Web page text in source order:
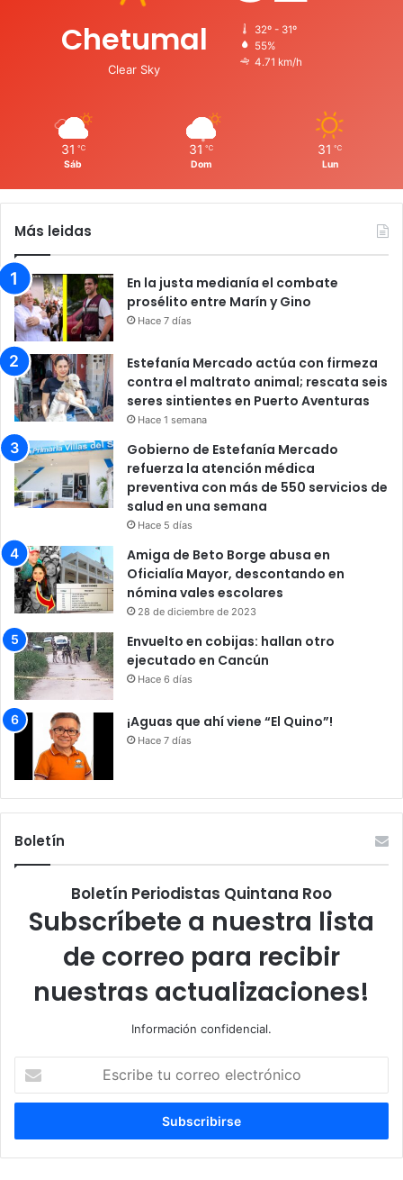
Chetumal
Clear Sky
32º - 31º
55%
4.71 km/h
31 ℃
Sáb
31 ℃
Dom
31 ℃
Lun
Más leidas
En la justa medianía el combate
prosélito entre Marín y Gino
Hace 7 días
Estefanía Mercado actúa con firmeza
contra el maltrato animal; rescata seis
seres sintientes en Puerto Aventuras
Hace 1 semana
Gobierno de Estefanía Mercado
refuerza la atención médica
preventiva con más de 550 servicios de
salud en una semana
Hace 5 días
Amiga de Beto Borge abusa en
Oficialía Mayor, descontando en
nómina vales escolares
28 de diciembre de 2023
Envuelto en cobijas: hallan otro
ejecutado en Cancún
Hace 6 días
¡Aguas que ahí viene “El Quino”!
Hace 7 días
Boletín
Boletín Periodistas Quintana Roo
Subscríbete a nuestra lista
de correo para recibir
nuestras actualizaciones!
Información confidencial.
correo